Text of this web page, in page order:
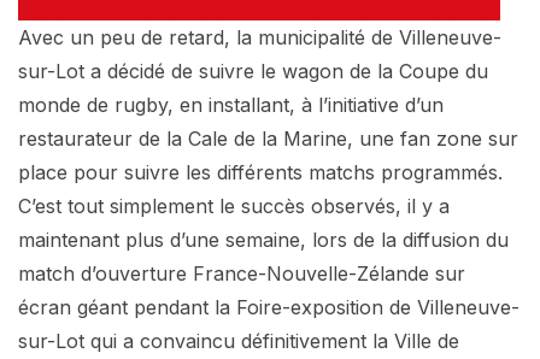
Avec un peu de retard, la municipalité de Villeneuve-
sur-Lot a décidé de suivre le wagon de la Coupe du
monde de rugby, en installant, à l’initiative d’un
restaurateur de la Cale de la Marine, une fan zone sur
place pour suivre les différents matchs programmés.
C’est tout simplement le succès observés, il y a
maintenant plus d’une semaine, lors de la diffusion du
match d’ouverture France-Nouvelle-Zélande sur
écran géant pendant la Foire-exposition de Villeneuve-
sur-Lot qui a convaincu définitivement la Ville de